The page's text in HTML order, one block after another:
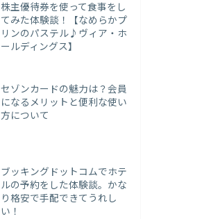
株主優待券を使って食事をし
てみた体験談！【なめらかプ
リンのパステル♪ヴィア・ホ
ールディングス】
セゾンカードの魅力は？会員
になるメリットと便利な使い
方について
ブッキングドットコムでホテ
ルの予約をした体験談。かな
り格安で手配できてうれし
い！